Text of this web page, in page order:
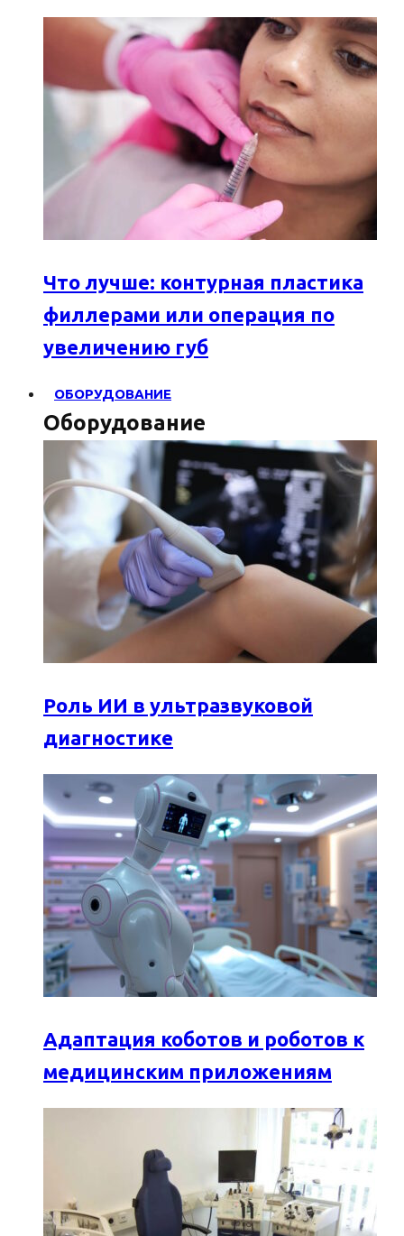
Что лучше: контурная пластика
филлерами или операция по
увеличению губ
ОБОРУДОВАНИЕ
Оборудование
Роль ИИ в ультразвуковой
диагностике
Адаптация коботов и роботов к
медицинским приложениям